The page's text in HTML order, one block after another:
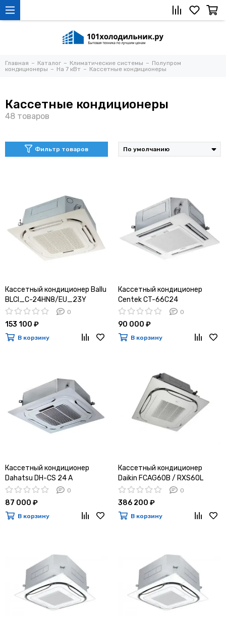
Главная Каталог Климатические системы
Полупром
кондиционеры
На 7 кВт Кассетные кондиционеры
Кассетные кондиционеры
Фильтр товаров
Кассетный кондиционер Ballu
BLCI_C-24HN8/EU_23Y
0
153 100 ₽
В корзину
Кассетный кондиционер
Centek CT-66C24
0
90 000 ₽
В корзину
Кассетный кондиционер
Dahatsu DH-CS 24 A
0
87 000 ₽
В корзину
Кассетный кондиционер
Daikin FCAG60B / RXS60L
0
386 200 ₽
В корзину